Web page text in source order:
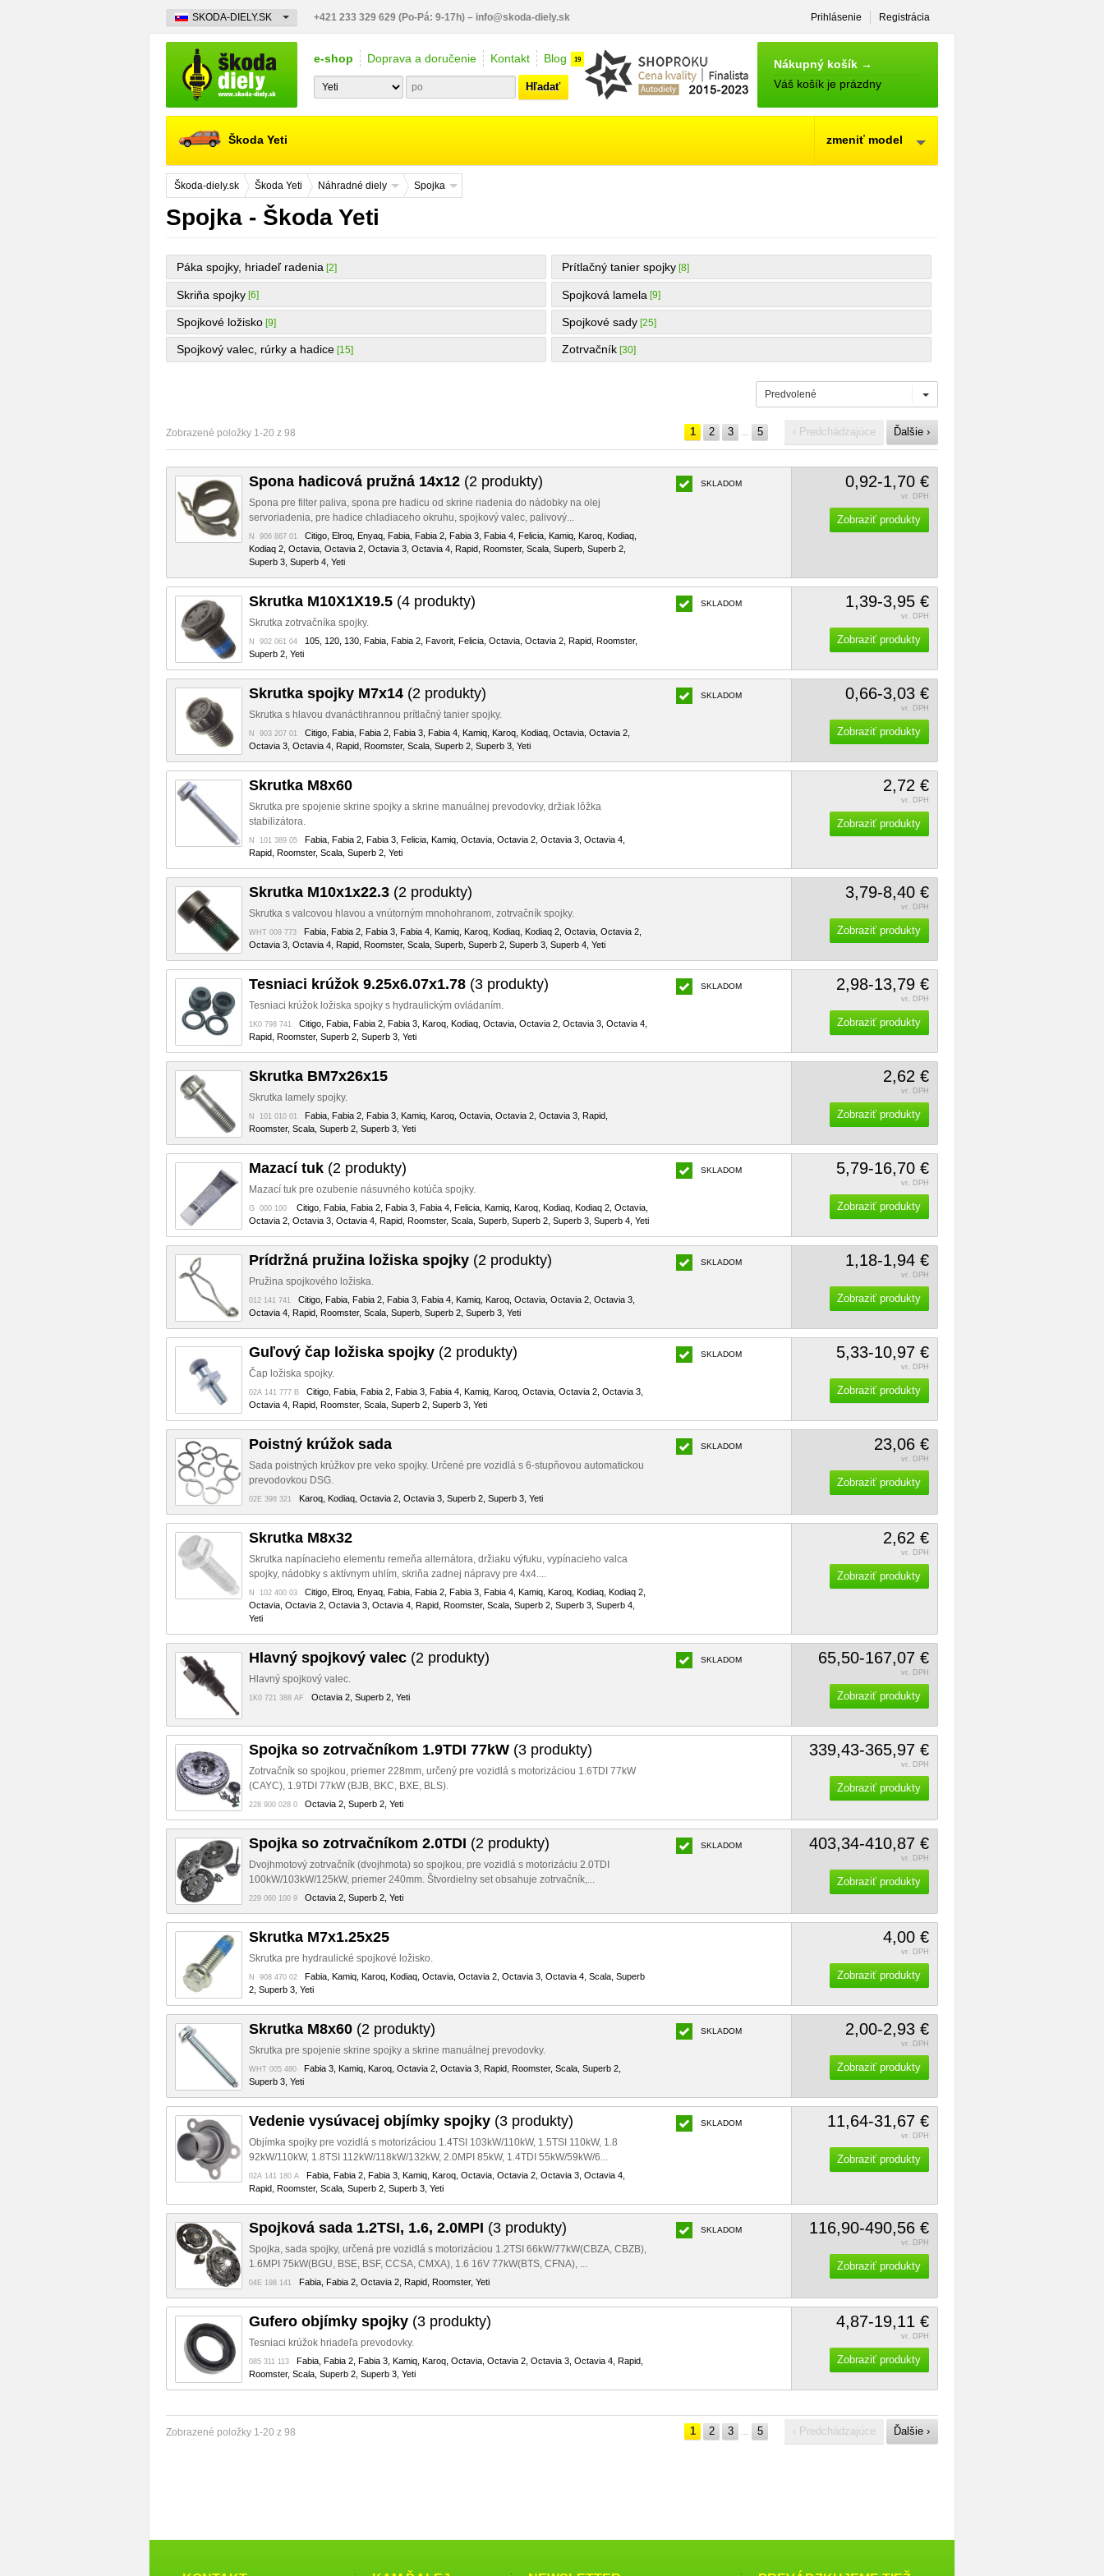
e-shop Doprava a doručenie Kontakt Blog 19
Hľadať
NÁKUPNÝ
KOŠÍK
Nákupný košík →
Váš košík je prázdny
Škoda Yeti zmeniť model
Škoda-diely.sk Škoda Yeti Náhradné diely Spojka
Spojka - Škoda Yeti
Páka spojky, hriadeľ radenia [2] Prítlačný tanier spojky [8]
Skriňa spojky [6] Spojková lamela [9]
Spojkové ložisko [9] Spojkové sady [25]
Spojkový valec, rúrky a hadice [15] Zotrvačník [30]
‹ Predchádzajúce Ďalšie ›
Zobrazené položky 1-20 z 98 1 2 3 5
Spona hadicová pružná 14x12 (2 produkty)
Spona pre filter paliva, spona pre hadicu od skrine riadenia do nádobky na olej
servoriadenia, pre hadice chladiaceho okruhu, spojkový valec, palivový...
N 906 867 01 Citigo, Elroq, Enyaq, Fabia, Fabia 2, Fabia 3, Fabia 4, Felicia, Kamiq, Karoq, Kodiaq,
Kodiaq 2, Octavia, Octavia 2, Octavia 3, Octavia 4, Rapid, Roomster, Scala, Superb, Superb 2,
Superb 3, Superb 4, Yeti
SKLADOM 0,92-1,70 €
vr. DPH
Zobraziť produkty
Skrutka M10X1X19.5 (4 produkty)
Skrutka zotrvačníka spojky.
N 902 061 04 105, 120, 130, Fabia, Fabia 2, Favorit, Felicia, Octavia, Octavia 2, Rapid, Roomster,
Superb 2, Yeti
SKLADOM 1,39-3,95 €
vr. DPH
Zobraziť produkty
Skrutka spojky M7x14 (2 produkty)
Skrutka s hlavou dvanáctihrannou prítlačný tanier spojky.
N 903 207 01 Citigo, Fabia, Fabia 2, Fabia 3, Fabia 4, Kamiq, Karoq, Kodiaq, Octavia, Octavia 2,
Octavia 3, Octavia 4, Rapid, Roomster, Scala, Superb 2, Superb 3, Yeti
SKLADOM 0,66-3,03 €
vr. DPH
Zobraziť produkty
Skrutka M8x60
Skrutka pre spojenie skrine spojky a skrine manuálnej prevodovky, držiak lôžka
stabilizátora.
N 101 389 05 Fabia, Fabia 2, Fabia 3, Felicia, Kamiq, Octavia, Octavia 2, Octavia 3, Octavia 4,
Rapid, Roomster, Scala, Superb 2, Yeti
2,72 €
vr. DPH
Zobraziť produkty
Skrutka M10x1x22.3 (2 produkty)
Skrutka s valcovou hlavou a vnútorným mnohohranom, zotrvačník spojky.
WHT 009 773 Fabia, Fabia 2, Fabia 3, Fabia 4, Kamiq, Karoq, Kodiaq, Kodiaq 2, Octavia, Octavia 2,
Octavia 3, Octavia 4, Rapid, Roomster, Scala, Superb, Superb 2, Superb 3, Superb 4, Yeti
3,79-8,40 €
vr. DPH
Zobraziť produkty
Tesniaci krúžok 9.25x6.07x1.78 (3 produkty)
Tesniaci krúžok ložiska spojky s hydraulickým ovládaním.
1K0 798 741 Citigo, Fabia, Fabia 2, Fabia 3, Karoq, Kodiaq, Octavia, Octavia 2, Octavia 3, Octavia 4,
Rapid, Roomster, Superb 2, Superb 3, Yeti
SKLADOM 2,98-13,79 €
vr. DPH
Zobraziť produkty
Skrutka BM7x26x15
Skrutka lamely spojky.
N 101 010 01 Fabia, Fabia 2, Fabia 3, Kamiq, Karoq, Octavia, Octavia 2, Octavia 3, Rapid,
Roomster, Scala, Superb 2, Superb 3, Yeti
2,62 €
vr. DPH
Zobraziť produkty
Mazací tuk (2 produkty)
Mazací tuk pre ozubenie násuvného kotúča spojky.
G 000 100 Citigo, Fabia, Fabia 2, Fabia 3, Fabia 4, Felicia, Kamiq, Karoq, Kodiaq, Kodiaq 2, Octavia,
Octavia 2, Octavia 3, Octavia 4, Rapid, Roomster, Scala, Superb, Superb 2, Superb 3, Superb 4, Yeti
SKLADOM 5,79-16,70 €
vr. DPH
Zobraziť produkty
Prídržná pružina ložiska spojky (2 produkty)
Pružina spojkového ložiska.
012 141 741 Citigo, Fabia, Fabia 2, Fabia 3, Fabia 4, Kamiq, Karoq, Octavia, Octavia 2, Octavia 3,
Octavia 4, Rapid, Roomster, Scala, Superb, Superb 2, Superb 3, Yeti
SKLADOM 1,18-1,94 €
vr. DPH
Zobraziť produkty
Guľový čap ložiska spojky (2 produkty)
Čap ložiska spojky.
02A 141 777 B Citigo, Fabia, Fabia 2, Fabia 3, Fabia 4, Kamiq, Karoq, Octavia, Octavia 2, Octavia 3,
Octavia 4, Rapid, Roomster, Scala, Superb 2, Superb 3, Yeti
SKLADOM 5,33-10,97 €
vr. DPH
Zobraziť produkty
Poistný krúžok sada
Sada poistných krúžkov pre veko spojky. Určené pre vozidlá s 6-stupňovou automatickou
prevodovkou DSG.
02E 398 321 Karoq, Kodiaq, Octavia 2, Octavia 3, Superb 2, Superb 3, Yeti
SKLADOM 23,06 €
vr. DPH
Zobraziť produkty
Skrutka M8x32
Skrutka napínacieho elementu remeňa alternátora, držiaku výfuku, vypínacieho valca
spojky, nádobky s aktívnym uhlím, skriňa zadnej nápravy pre 4x4....
N 102 400 03 Citigo, Elroq, Enyaq, Fabia, Fabia 2, Fabia 3, Fabia 4, Kamiq, Karoq, Kodiaq, Kodiaq 2,
Octavia, Octavia 2, Octavia 3, Octavia 4, Rapid, Roomster, Scala, Superb 2, Superb 3, Superb 4,
Yeti
2,62 €
vr. DPH
Zobraziť produkty
Hlavný spojkový valec (2 produkty)
Hlavný spojkový valec.
1K0 721 388 AF Octavia 2, Superb 2, Yeti
SKLADOM 65,50-167,07 €
vr. DPH
Zobraziť produkty
Spojka so zotrvačníkom 1.9TDI 77kW (3 produkty)
Zotrvačník so spojkou, priemer 228mm, určený pre vozidlá s motorizáciou 1.6TDI 77kW
(CAYC), 1.9TDI 77kW (BJB, BKC, BXE, BLS).
228 900 028 0 Octavia 2, Superb 2, Yeti
339,43-365,97 €
vr. DPH
Zobraziť produkty
Spojka so zotrvačníkom 2.0TDI (2 produkty)
Dvojhmotový zotrvačník (dvojhmota) so spojkou, pre vozidlá s motorizáciu 2.0TDI
100kW/103kW/125kW, priemer 240mm. Štvordielny set obsahuje zotrvačník,...
229 060 100 9 Octavia 2, Superb 2, Yeti
SKLADOM 403,34-410,87 €
vr. DPH
Zobraziť produkty
Skrutka M7x1.25x25
Skrutka pre hydraulické spojkové ložisko.
N 908 470 02 Fabia, Kamiq, Karoq, Kodiaq, Octavia, Octavia 2, Octavia 3, Octavia 4, Scala, Superb
2, Superb 3, Yeti
4,00 €
vr. DPH
Zobraziť produkty
Skrutka M8x60 (2 produkty)
Skrutka pre spojenie skrine spojky a skrine manuálnej prevodovky.
WHT 005 480 Fabia 3, Kamiq, Karoq, Octavia 2, Octavia 3, Rapid, Roomster, Scala, Superb 2,
Superb 3, Yeti
SKLADOM 2,00-2,93 €
vr. DPH
Zobraziť produkty
Vedenie vysúvacej objímky spojky (3 produkty)
Objímka spojky pre vozidlá s motorizáciou 1.4TSI 103kW/110kW, 1.5TSI 110kW, 1.8
92kW/110kW, 1.8TSI 112kW/118kW/132kW, 2.0MPI 85kW, 1.4TDI 55kW/59kW/6...
02A 141 180 A Fabia, Fabia 2, Fabia 3, Kamiq, Karoq, Octavia, Octavia 2, Octavia 3, Octavia 4,
Rapid, Roomster, Scala, Superb 2, Superb 3, Yeti
SKLADOM 11,64-31,67 €
vr. DPH
Zobraziť produkty
Spojková sada 1.2TSI, 1.6, 2.0MPI (3 produkty)
Spojka, sada spojky, určená pre vozidlá s motorizáciou 1.2TSI 66kW/77kW(CBZA, CBZB),
1.6MPI 75kW(BGU, BSE, BSF, CCSA, CMXA), 1.6 16V 77kW(BTS, CFNA), ...
04E 198 141 Fabia, Fabia 2, Octavia 2, Rapid, Roomster, Yeti
SKLADOM 116,90-490,56 €
vr. DPH
Zobraziť produkty
Gufero objímky spojky (3 produkty)
Tesniaci krúžok hriadeľa prevodovky.
085 311 113 Fabia, Fabia 2, Fabia 3, Kamiq, Karoq, Octavia, Octavia 2, Octavia 3, Octavia 4, Rapid,
Roomster, Scala, Superb 2, Superb 3, Yeti
4,87-19,11 €
vr. DPH
Zobraziť produkty
‹ Predchádzajúce Ďalšie ›
Zobrazené položky 1-20 z 98 1 2 3 5
Predvolené
Prihlásenie Registrácia
SKODA-DIELY.SK +421 233 329 629 (Po-Pá: 9-17h) – info@skoda-diely.sk